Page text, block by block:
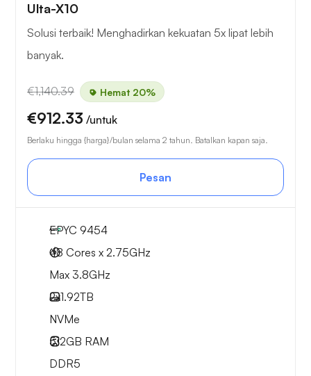
Ulta-X10
Solusi terbaik! Menghadirkan kekuatan 5x lipat lebih
banyak.
€1,140.39 Hemat 20%
€912.33 /untuk
Berlaku hingga {harga}/bulan selama 2 tahun. Batalkan kapan saja.
Pesan
EPYC 9454
48 Cores x 2.75GHz
Max 3.8GHz
2x1.92TB
NVMe
512GB RAM
DDR5